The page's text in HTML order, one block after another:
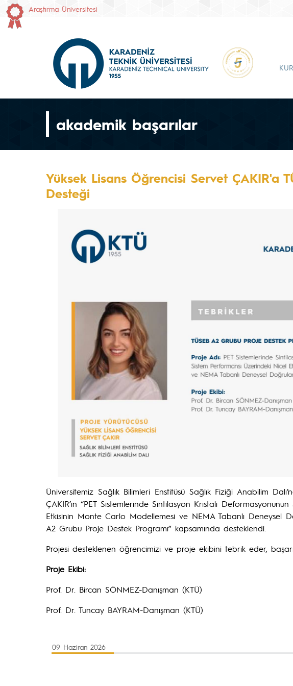
Araştırma Üniversitesi
akademik başarılar
Yüksek Lisans Öğrencisi Servet ÇAKIR'a
Desteği
Üniversitemiz Sağlık Bilimleri Enstitüsü Sağlık Fiziği Anabilim
ÇAKIR’ın “PET Sistemlerinde Sintilasyon Kristali
Etkisinin Monte Carlo Modellemesi ve NEMA Tabanlı Deneysel
A2 Grubu Proje Destek Programı” kapsamında desteklendi.
Projesi desteklenen öğrencimizi ve proje ekibini tebrik eder,
Proje Ekibi:
Prof. Dr. Bircan SÖNMEZ-Danışman (KTÜ)
Prof. Dr. Tuncay BAYRAM-Danışman (KTÜ)
09 Haziran 2026